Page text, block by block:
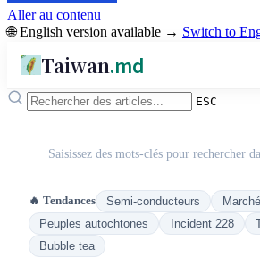
Aller au contenu
🌐 English version available → Switch to
Taiwan.md
ESC
Saisissez des mots-clés pour rechercher
🔥 Tendances Semi-conducteurs
Peuples autochtones
Incident 228
Bubble tea